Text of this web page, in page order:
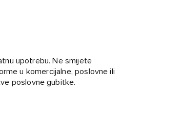
upotrebu. Ne smijete
u komercijalne, poslovne ili
poslovne gubitke.